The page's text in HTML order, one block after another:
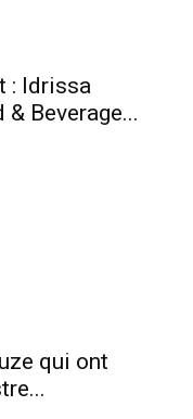
: Idrissa
Beverage...
qui ont